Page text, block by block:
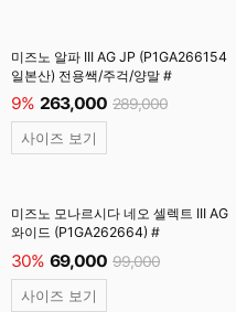
미즈노 알파 III AG JP (P1GA266154
일본산) 전용쌕/주걱/양말 #
9% 263,000 289,000
사이즈 보기
미즈노 모나르시다 네오 셀렉트 III AG
와이드 (P1GA262664) #
30% 69,000 99,000
사이즈 보기